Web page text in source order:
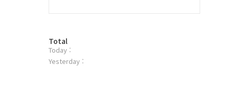
방
문
자
Total
Today :
Yesterday :